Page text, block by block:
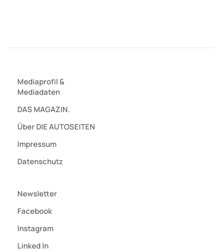
Mediaprofil&
Mediadaten
DAS MAGAZIN.
Über DIE AUTOSEITEN
Impressum
Datenschutz
Newsletter
Facebook
Instagram
Linked In